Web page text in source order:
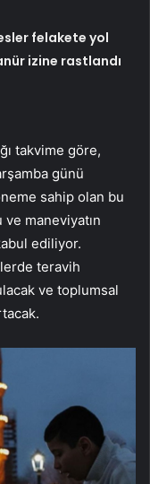
felakete yol
izine rastlandı
takvime göre,
günü
sahip olan bu
maneviyatın
ediliyor.
teravih
ve toplumsal